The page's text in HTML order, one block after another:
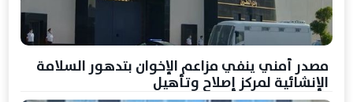
مصدر أمني ينفي مزاعم الإخوان بتدهور السلامة
الإنشائية لمركز إصلاح وتأهيل